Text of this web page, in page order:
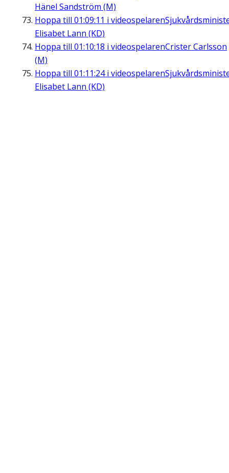
Hänel Sandström (M)
Hoppa till 01:09:11 i videospelaren
Elisabet Lann (KD)
Hoppa till 01:10:18 i videospelarenCrister Carlsson
(M)
Hoppa till 01:11:24i videospelaren
Elisabet Lann (KD)